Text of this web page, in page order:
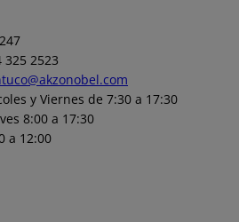
2523
y Viernes de 7:30 a 17:30
8:00 a 17:30
a 12:00